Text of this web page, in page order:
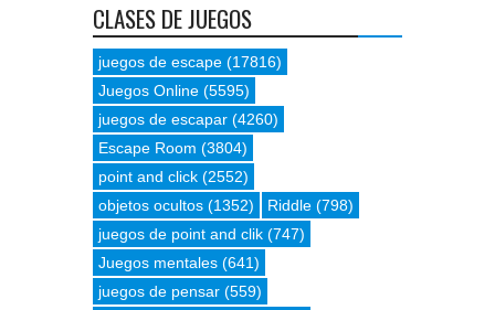
CLASES DE JUEGOS
juegos de escape (17816)
Juegos Online (5595)
juegos de escapar (4260)
Escape Room (3804)
point and click (2552)
objetos ocultos (1352) Riddle (798)
juegos de point and clik (747)
Juegos mentales (641)
juegos de pensar (559)